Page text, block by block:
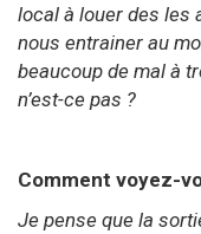
local à louer des les
nous entrainer au
beaucoup de mal à
n’est-ce pas ?
Comment voyez-
Je pense que la